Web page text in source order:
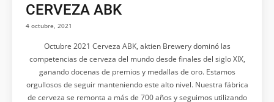
CERVEZA ABK
4 octubre, 2021
Octubre 2021 Cerveza ABK, aktien Brewery dominó las
competencias de cerveza del mundo desde finales del siglo XIX,
ganando docenas de premios y medallas de oro. Estamos
orgullosos de seguir manteniendo este alto nivel. Nuestra fábrica
de cerveza se remonta a más de 700 años y seguimos utilizando